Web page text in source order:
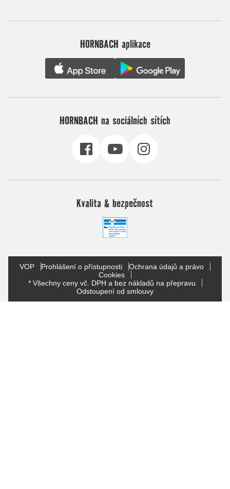
HORNBACH aplikace
HORNBACH na sociálních sítích
Kvalita & bezpečnost
VOP Prohlášení o přístupnosti
Ochrana údajů a právo
Cookies
* Všechny ceny vč. DPH a bez nákladů na přepravu
Odstoupení od smlouvy